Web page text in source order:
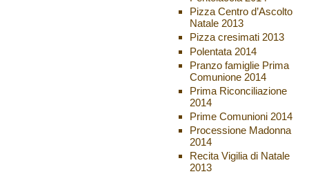
Pizza Centro d’Ascolto
Natale 2013
Pizza cresimati 2013
Polentata 2014
Pranzo famiglie Prima
Comunione 2014
Prima Riconciliazione
2014
Prime Comunioni 2014
Processione Madonna
2014
Recita Vigilia di Natale
2013